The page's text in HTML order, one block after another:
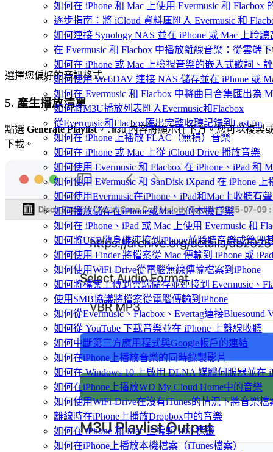
如何在 iPhone 和 Mac 上使用 Evermusic 和 Flacbox
逐步指南：將 iCloud 資料庫匯入 Evermusic 和
如何連接 Synology NAS 並在 iPhone 或 Mac 上聆聽
在 Evermusic 和 Flacbox 中播放離線音樂：從雲端
如何在 iPhone 或 Mac 上檢視音樂的嵌入式歌詞、
如何使用 WebDAV 連接 NAS 儲存並在 iPhone 或
如何在 Evermusic 和 Flacbox 中將曲目合集匯出為
如何將M3U播放列表匯入Evermusic和Flacbox
從Evermusic和Flacbox匯出完整收聽記錄到Last.fm
如何在 iPhone 上播放 FLAC（無損）音樂
如何在 iPhone 或 Mac 上從 iCloud Drive 播放音樂
如何使用 Evermusic 和 Flacbox 在 iPhone、iPad 和
如何使用 Evermusic 和 SanDisk iXpand 在 iPhone
如何使用Evermusic在iPhone、iPad和Mac上收聽有
如何播放儲存在iPhone或Mac上的本機音樂
如何在 iPhone、iPad 或 Mac 上使用 Evermusic 和
如何將USB隨身碟連接到iPhone並聆聽音樂或管理
如何使用 Finder 將檔案從 Mac 傳輸到 iPhone 或 iPad
如何使用WiFi-Drive從電腦無線傳輸檔案到iPhone
如何將檔案上傳到雲端儲存並連接到 Evermusic、
使用SMB協議將檔案從電腦傳輸到iPhone
如何從Evermusic、Flacbox、Evertag連接
如何從 YouTube 下載音樂並在 iPhone 上離線收聽
如何中斷第三方應用程式與Google帳戶的連結
如何在iPhone上播放音樂的同時錄製影片
如何在 Windows 10 上啟用 DLNA 媒體伺服器並在
如何在iPhone上播放WD My Cloud Home中的音樂
如何使用WiFi-Drive在沒有iTunes的情況下將音樂檔
離線時在iPhone上播放Dropbox中的音樂
如何在 iPhone 和 Mac 上編輯 ID3 標籤
如何在iPhone上播放本機檔案（iTunes檔案）
選擇您偏好的音訊格式
5. 產生播放清單
點選 Generate Playlist。.m3u內容將顯示在下方。您可以複製
下載。